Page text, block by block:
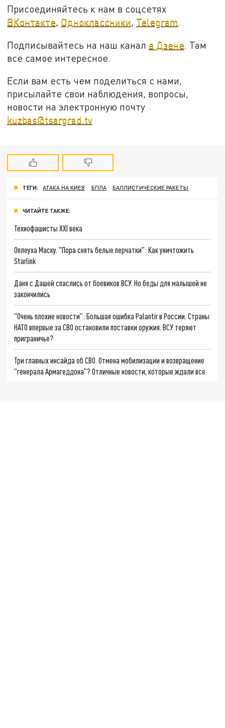
Присоединяйтесь к нам в соцсетях
ВКонтакте, Одноклассники, Telegram.
Подписывайтесь на наш канал в Дзене. Там
все самое интересное.
Если вам есть чем поделиться с нами,
присылайте свои наблюдения, вопросы,
новости на электронную почту
kuzbas@tsargrad.tv
ТЕГИ: АТАКА НА КИЕВ БПЛА БАЛЛИСТИЧЕСКИЕ РАКЕТЫ
ЧИТАЙТЕ ТАКЖЕ:
Технофашисты XXI века
Оплеуха Маску. "Пора снять белые перчатки": Как уничтожить
Starlink
Даня с Дашей спаслись от боевиков ВСУ. Но беды для малышей не
закончились
"Очень плохие новости": Большая ошибка Palantir в России. Страны
НАТО впервые за СВО остановили поставки оружия. ВСУ теряют
приграничье?
Три главных инсайда об СВО. Отмена мобилизации и возвращение
"генерала Армагеддона"? Отличные новости, которые ждали все